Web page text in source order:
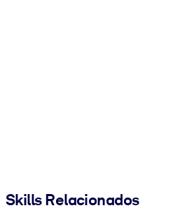
Skills Relacionados